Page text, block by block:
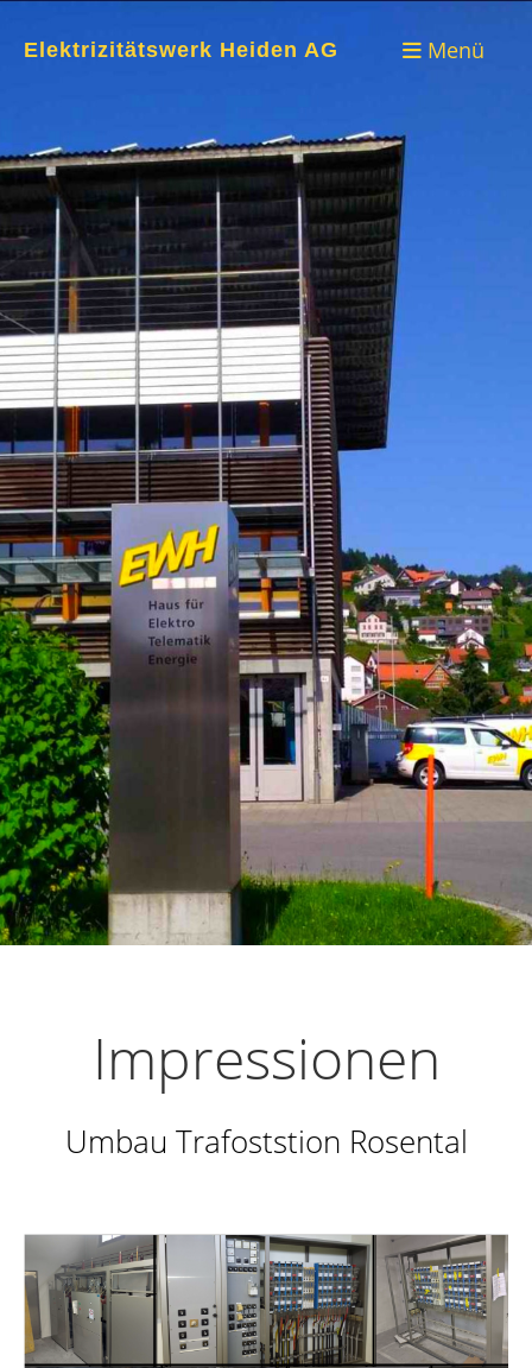
Elektrizitätswerk Heiden AG Menü
Impressionen
Umbau Trafoststion Rosental